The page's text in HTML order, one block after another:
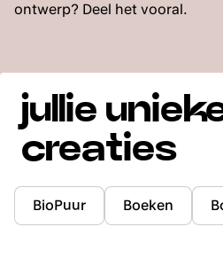
ontwerp? Deel het vooral.
jullie
creaties
BioPuur Boeken